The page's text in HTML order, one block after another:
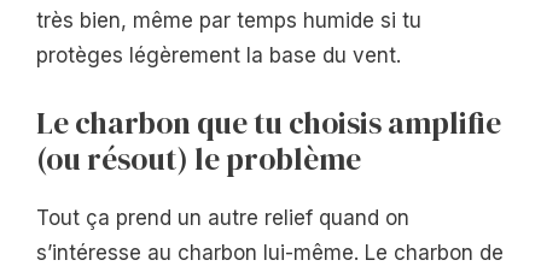
très bien, même par temps humide si tu
protèges légèrement la base du vent.
Le charbon que tu choisis amplifie
(ou résout) le problème
Tout ça prend un autre relief quand on
s’intéresse au charbon lui-même. Le charbon de